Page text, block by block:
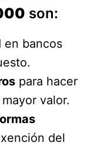
son:
en bancos
para hacer
valor.
del